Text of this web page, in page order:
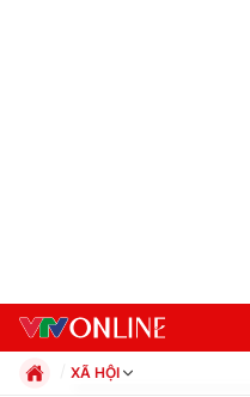
XÃ HỘI